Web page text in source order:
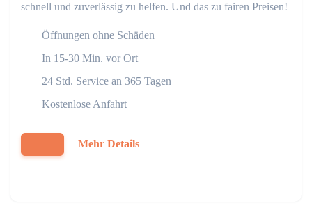
schnell und zuverlässig zu helfen. Und das zu fairen Preisen!
Öffnungen ohne Schäden
In 15-30 Min. vor Ort
24 Std. Service an 365 Tagen
Kostenlose Anfahrt
Mehr Details